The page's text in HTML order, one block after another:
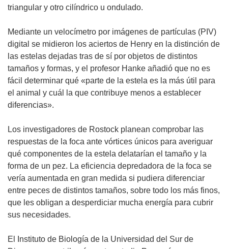
triangular y otro cilíndrico u ondulado.
Mediante un velocímetro por imágenes de partículas (PIV)
digital se midieron los aciertos de Henry en la distinción de
las estelas dejadas tras de sí por objetos de distintos
tamaños y formas, y el profesor Hanke añadió que no es
fácil determinar qué «parte de la estela es la más útil para
el animal y cuál la que contribuye menos a establecer
diferencias».
Los investigadores de Rostock planean comprobar las
respuestas de la foca ante vórtices únicos para averiguar
qué componentes de la estela delatarían el tamaño y la
forma de un pez. La eficiencia depredadora de la foca se
vería aumentada en gran medida si pudiera diferenciar
entre peces de distintos tamaños, sobre todo los más finos,
que les obligan a desperdiciar mucha energía para cubrir
sus necesidades.
El Instituto de Biología de la Universidad del Sur de